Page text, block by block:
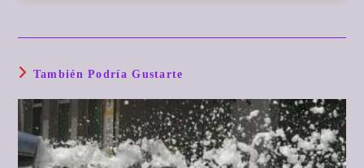
También Podría Gustarte